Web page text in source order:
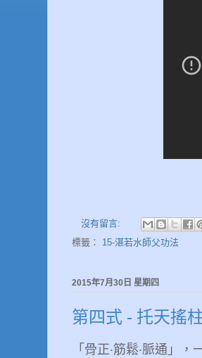
沒有留言:
標籤： 15-湛若水師父功法
2015年7月30日 星期四
第四式 - 托天搖
「骨正‧筋鬆‧脈通」